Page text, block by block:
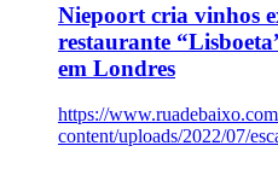
Niepoort cria vinhos
restaurante
em Londres
https://
content/uploads/2022/07/